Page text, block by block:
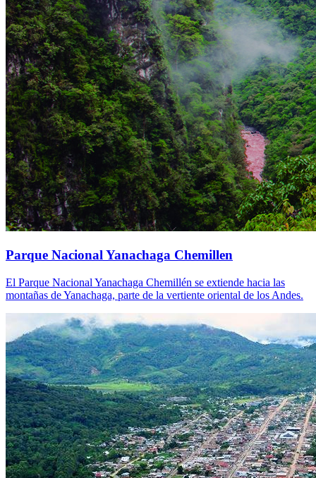
Parque Nacional Yanachaga Chemillen
El Parque Nacional Yanachaga Chemillén se extiende hacia las
montañas de Yanachaga, parte de la vertiente oriental de los Andes.